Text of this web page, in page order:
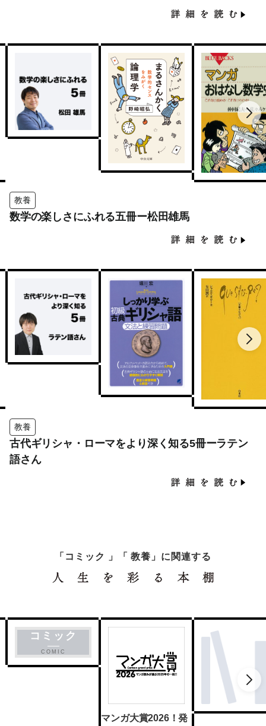
教養
数学の楽しさにふれる五冊ー松田雄馬
教養
古代ギリシャ・ローマをより深く知る5冊ーラテン
語さん
「コミック 」「 教養」に関連する
コミック
COMIC
マンガ大賞2026！発